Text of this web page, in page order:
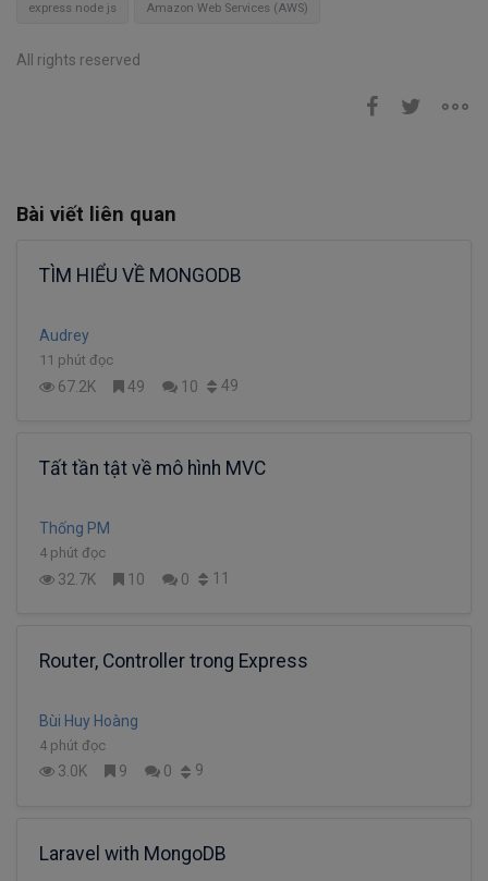
express node js Amazon Web Services (AWS)
All rights reserved
Bài viết liên quan
TÌM HIỂU VỀ MONGODB
Audrey
11 phút đọc
67.2K 49 10 49
Tất tần tật về mô hình MVC
Thống PM
4 phút đọc
32.7K 10 0 11
Router, Controller trong Express
Bùi Huy Hoàng
4 phút đọc
3.0K 9 0 9
Laravel with MongoDB